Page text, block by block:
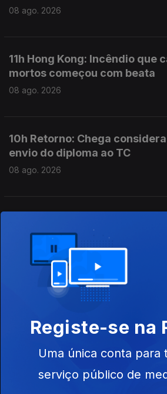
08 ago. 2026
11h Hong Kong: Incêndio que
mortos começou com beata
08 ago. 2026
10h Retorno: Chega
envio do diploma ao TC
08 ago. 2026
intervenção urgente
01h No Médio Oriente 3
08 ago. 2026
00h Ceuta: Médicos pedem
Registe-se na
Uma única conta para
serviço público de